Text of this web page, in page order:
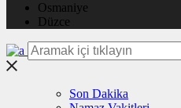
Osmaniye
Düzce
Son Dakika